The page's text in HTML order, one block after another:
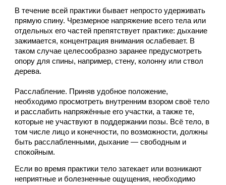
В течение всей практики бывает непросто удерживать
прямую спину. Чрезмерное напряжение всего тела или
отдельных его частей препятствует практике: дыхание
зажимается, концентрация внимания ослабевает. В
таком случае целесообразно заранее предусмотреть
опору для спины, например, стену, колонну или ствол
дерева.
Расслабление. Приняв удобное положение,
необходимо просмотреть внутренним взором своё тело
и расслабить напряжённые его участки, а также те,
которые не участвуют в поддержании позы. Всё тело, в
том числе лицо и конечности, по возможности, должны
быть расслабленными, дыхание — свободным и
спокойным.
Если во время практики тело затекает или возникают
неприятные и болезненные ощущения, необходимо